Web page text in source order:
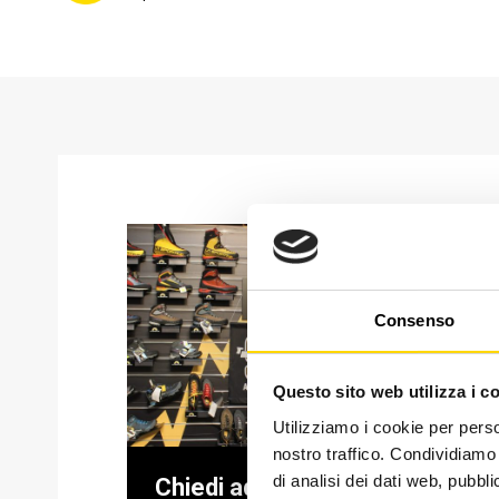
Consenso
Questo sito web utilizza i
Utilizziamo i cookie per
nostro traffico.
di analisi dei dati web,
Chiedi ad un esperto